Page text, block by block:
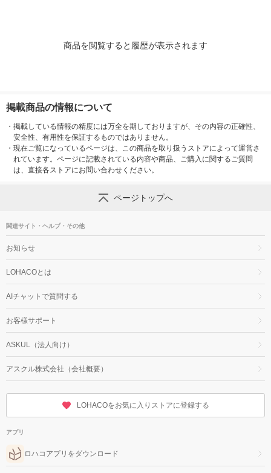
商品を閲覧すると履歴が表示されます
掲載商品の情報について
・ 掲載している情報の精度には万全を期しておりますが、その内容の正確性、
安全性、有用性を保証するものではありません。
・ 現在ご覧になっているページは、この商品を取り扱うストアによって運営さ
れています。ページに記載されている内容や商品、ご購入に関するご質問
は、直接各ストアにお問い合わせください。
ページトップへ
関連サイト・ヘルプ・その他
お知らせ
LOHACOとは
AIチャットで質問する
お客様サポート
ASKUL（法人向け）
アスクル株式会社（会社概要）
LOHACOをお気に入りストアに登録する
アプリ
ロハコアプリをダウンロード